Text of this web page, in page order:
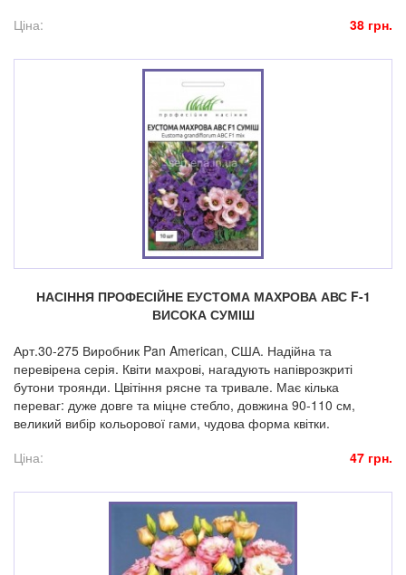
Ціна:
38 грн.
НАСІННЯ ПРОФЕСІЙНЕ ЕУСТОМА МАХРОВА АВС F-1
ВИСОКА СУМІШ
Арт.30-275 Виробник Pan American, США. Надійна та
перевірена серія. Квіти махрові, нагадують напіврозкриті
бутони троянди. Цвітіння рясне та тривале. Має кілька
переваг: дуже довге та міцне стебло, довжина 90-110 см,
великий вибір кольорової гами, чудова форма квітки.
Ціна:
47 грн.